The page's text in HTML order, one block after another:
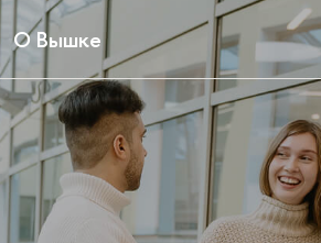
О Вышке